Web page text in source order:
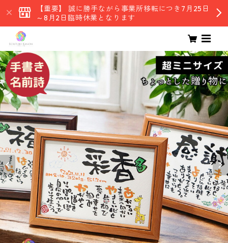
【重要】 誠に勝手ながら事業所移転につき7月25日
～8月2日臨時休業となります